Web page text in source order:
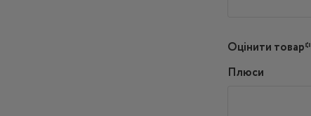
Оцінити товар*
Плюси